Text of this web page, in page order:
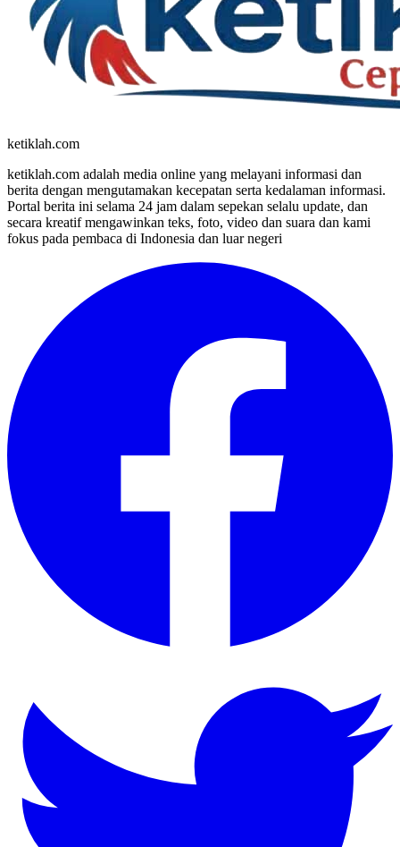
ketiklah.com
ketiklah.com adalah media online yang melayani informasi dan
berita dengan mengutamakan kecepatan serta kedalaman informasi.
Portal berita ini selama 24 jam dalam sepekan selalu update, dan
secara kreatif mengawinkan teks, foto, video dan suara dan kami
fokus pada pembaca di Indonesia dan luar negeri